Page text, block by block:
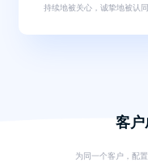
持续地被关心，诚挚地被认同
客户
为同一个客户，配